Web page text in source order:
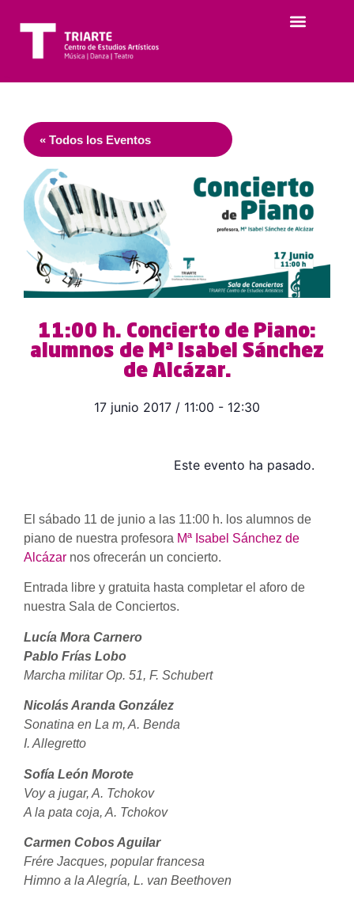
« Todos los Eventos
11:00 h. Concierto de Piano:
alumnos de Mª Isabel Sánchez
de Alcázar.
17 junio 2017 / 11:00 - 12:30
Este evento ha pasado.
El sábado 11 de junio a las 11:00 h. los alumnos de
piano de nuestra profesora Mª Isabel Sánchez de
Alcázar nos ofrecerán un concierto.
Entrada libre y gratuita hasta completar el aforo de
nuestra Sala de Conciertos.
Lucía Mora Carnero
Pablo Frías Lobo
Marcha militar Op. 51, F. Schubert
Nicolás Aranda González
Sonatina en La m, A. Benda
I. Allegretto
Sofía León Morote
Voy a jugar, A. Tchokov
A la pata coja, A. Tchokov
Carmen Cobos Aguilar
Frére Jacques, popular francesa
Himno a la Alegría, L. van Beethoven